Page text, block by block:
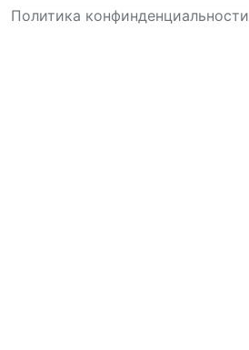
Политика конфинденциальности